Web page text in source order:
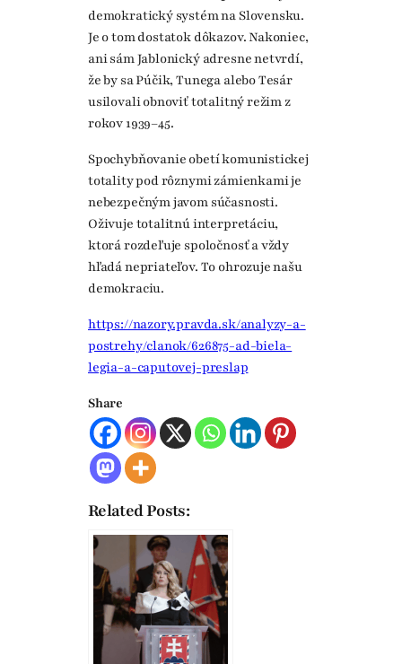
demokratický systém na Slovensku.
Je o tom dostatok dôkazov. Nakoniec,
ani sám Jablonický adresne netvrdí,
že by sa Púčik, Tunega alebo Tesár
usilovali obnoviť totalitný režim z
rokov 1939–45.
Spochybňovanie obetí komunistickej
totality pod rôznymi zámienkami je
nebezpečným javom súčasnosti.
Oživuje totalitnú interpretáciu,
ktorá rozdeľuje spoločnosť a vždy
hľadá nepriateľov. To ohrozuje našu
demokraciu.
https://nazory.pravda.sk/analyzy-a-
postrehy/clanok/626875-ad-biela-
legia-a-caputovej-preslap
Share
Related Posts: